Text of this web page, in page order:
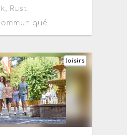
, Rust
loisirs